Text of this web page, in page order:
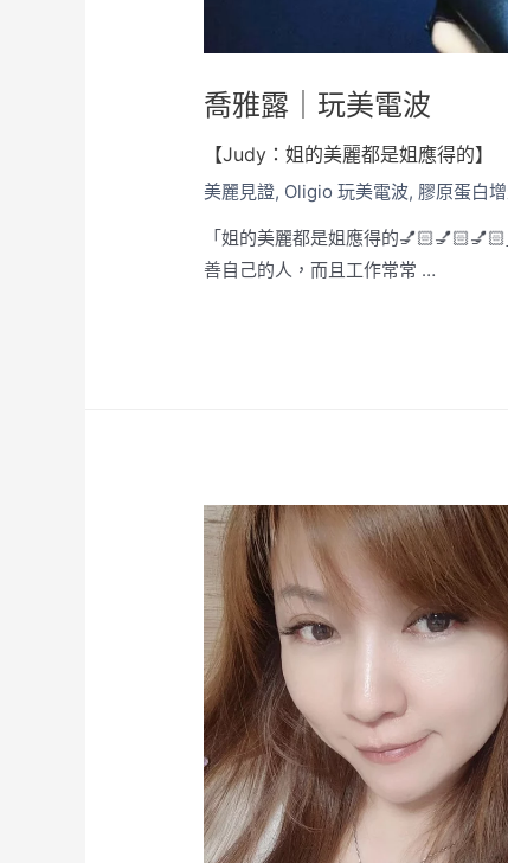
喬雅露｜玩美電波
【Judy：姐的美麗都是姐應得的】
美麗見證, Oligio 玩美電波, 膠原蛋白
「姐的美麗都是姐應得的
善自己的人，而且工作常常 …